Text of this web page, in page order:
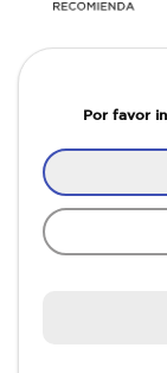
Por favor